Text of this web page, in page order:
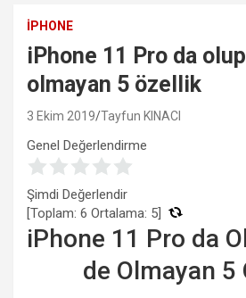
IPHONE
iPhone 11 Pro da
olmayan 5 özellik
3 Ekim 2019 Tayfun KINACI
Genel Değerlendirme
Şimdi Değerlendir
[Toplam: 6 Ortalama: 5]
iPhone 11 Pro da
de Olmayan 5